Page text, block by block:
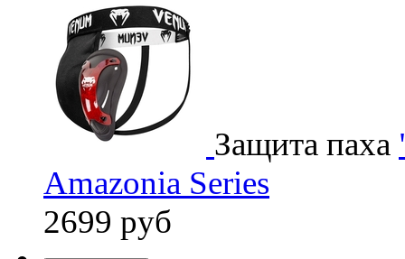
Защита паха
Amazonia Series
2699 руб